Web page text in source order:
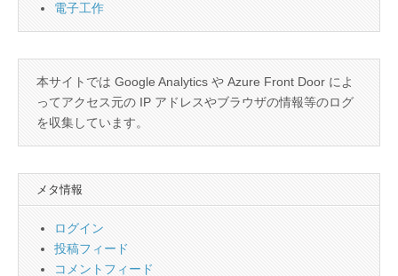
電子工作
本サイトでは Google Analytics や Azure Front Door によ
ってアクセス元の IP アドレスやブラウザの情報等のログ
を収集しています。
メタ情報
ログイン
投稿フィード
コメントフィード